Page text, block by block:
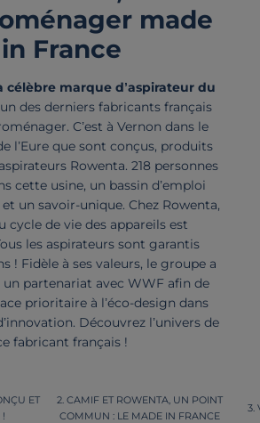
made
in France
célèbre marque d’aspirateur du
des derniers fabricants français
C’est à Vernon dans le
l’Eure que sont conçus, produits
Rowenta. 218 personnes
cette usine, un bassin d’emploi
un savoir-unique. Chez Rowenta,
cycle de vie des appareils est
les aspirateurs sont garantis
! Fidèle à ses valeurs, le groupe a
partenariat avec WWF afin de
prioritaire à l’éco-design dans
Découvrez l’univers de
fabricant français !
ET
!
CAMIF ET ROWENTA, UN POINT
COMMUN : LE MADE IN FRANCE